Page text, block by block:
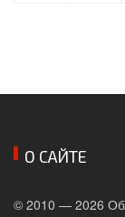
О САЙТЕ
© 2010 — 2026